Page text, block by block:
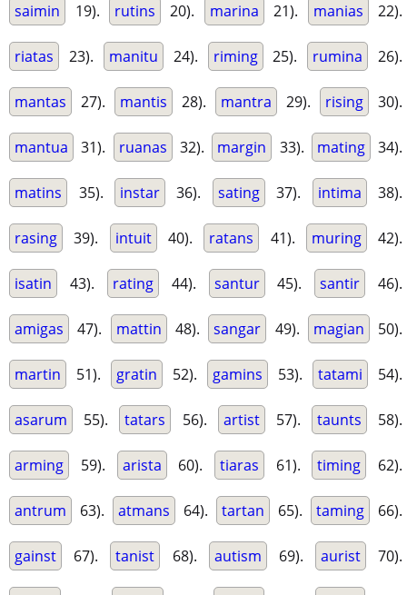
saimin 19). rutins 20). marina 21). manias 22).
riatas 23). manitu 24). riming 25). rumina 26).
mantas 27). mantis 28). mantra 29). rising 30).
mantua 31). ruanas 32). margin 33). mating 34).
matins 35). instar 36). sating 37). intima 38).
rasing 39). intuit 40). ratans 41). muring 42).
isatin 43). rating 44). santur 45). santir 46).
amigas 47). mattin 48). sangar 49). magian 50).
martin 51). gratin 52). gamins 53). tatami 54).
asarum 55). tatars 56). artist 57). taunts 58).
arming 59). arista 60). tiaras 61). timing 62).
antrum 63). atmans 64). tartan 65). taming 66).
gainst 67). tanist 68). autism 69). aurist 70).